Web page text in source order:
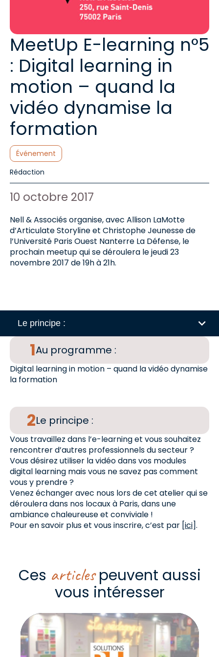
MeetUp E-learning n°5
: Digital learning in
motion – quand la
vidéo dynamise la
formation
Catégories :
Événement
Auteur de l'article :
Rédaction
Date de publication :
10 octobre 2017
Nell & Associés organise, avec Allison LaMotte
d’Articulate Storyline et Christophe Jeunesse de
l’Université Paris Ouest Nanterre La Défense, le
prochain meetup qui se déroulera le jeudi 23
novembre 2017 de 19h à 21h.
Au programme :
Digital learning in motion – quand la vidéo dynamise
la formation
Le principe :
Vous travaillez dans l’e-learning et vous souhaitez
rencontrer d’autres professionnels du secteur ?
Vous désirez utiliser la vidéo dans vos modules
digital learning mais vous ne savez pas comment
vous y prendre ?
Venez échanger avec nous lors de cet atelier qui se
déroulera dans nos locaux à Paris, dans une
ambiance chaleureuse et conviviale !
Pour en savoir plus et vous inscrire, c’est par [ici].
Le principe :
Ces articlespeuvent aussi
vous intéresser